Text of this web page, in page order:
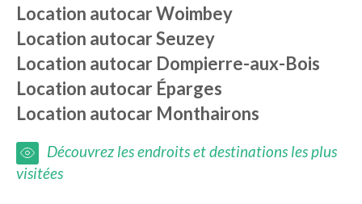
Location autocarWoimbey
Location autocarSeuzey
Location autocar Dompierre-aux-Bois
Location autocar Éparges
Location autocar Monthairons
Découvrez les endroits et destinations les plus
visitées